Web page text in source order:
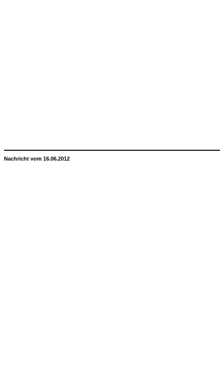
Nachricht vom 16.06.2012